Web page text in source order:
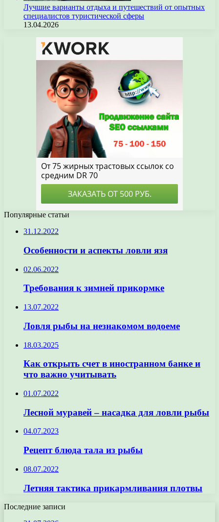
Лучшие варианты отдыха и путешествий от опытных
специалистов туристической сферы
13.04.2026
Популярные статьи
31.12.2022
Особенности и аспекты ловли язя
02.06.2022
Требования к зимней прикормке
13.07.2022
Ловля рыбы на незнакомом водоеме
18.03.2025
Как открыть счет в иностранном банке и
что важно учитывать
01.07.2022
Лесной муравей – насадка для ловли рыбы
04.07.2023
Рецепт блюда тала из рыбы
08.07.2022
Летняя тактика прикармливания плотвы
Последние записи